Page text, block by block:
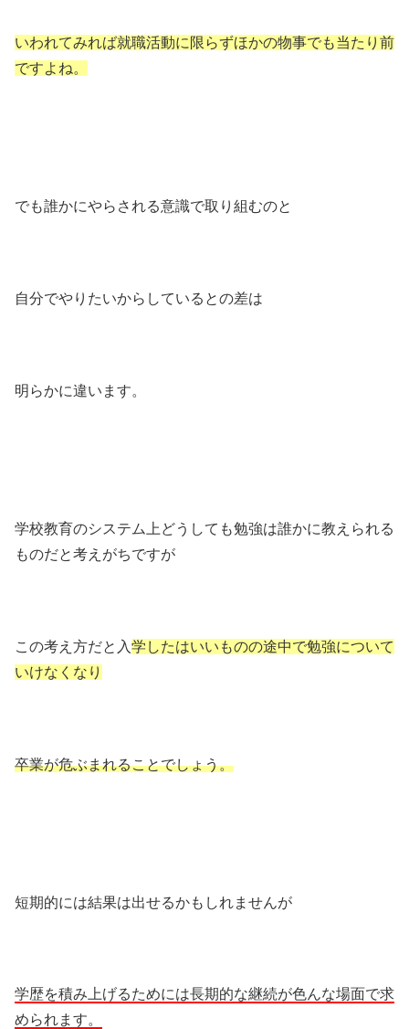
いわれてみれば就職活動に限らずほかの物事でも当たり前
ですよね。
でも誰かにやらされる意識で取り組むのと
自分でやりたいからしているとの差は
明らかに違います。
学校教育のシステム上どうしても勉強は誰かに教えられる
ものだと考えがちですが
この考え方だと入学したはいいものの途中で勉強について
いけなくなり
卒業が危ぶまれることでしょう。
短期的には結果は出せるかもしれませんが
学歴を積み上げるためには長期的な継続が色んな場面で求
められます。